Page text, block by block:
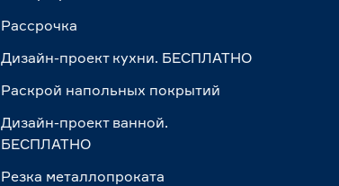
Рассрочка
Дизайн-проект кухни. БЕСПЛАТНО
Раскрой напольных покрытий
Дизайн-проект ванной.
БЕСПЛАТНО
Резка металлопроката